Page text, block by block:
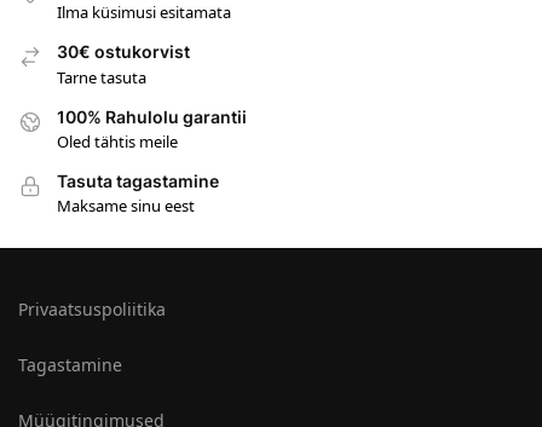
Ilma küsimusi esitamata
30€ ostukorvist
Tarne tasuta
100% Rahulolu garantii
Oled tähtis meile
Tasuta tagastamine
Maksame sinu eest
Privaatsuspoliitika
Tagastamine
Müügitingimused